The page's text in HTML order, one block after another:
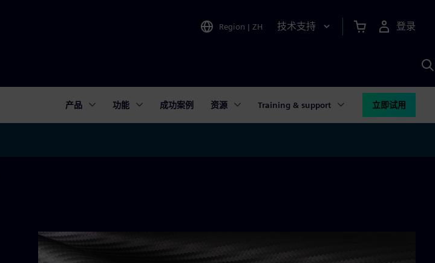
Region | ZH 技术支持 登录
产品 功能 成功案例 资源 Training & support 立即试用